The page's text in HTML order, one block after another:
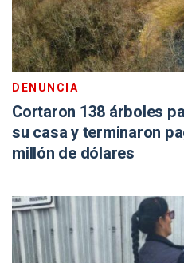
DENUNCIA
Cortaron 138 árboles
su casa y terminaron
millón de dólares